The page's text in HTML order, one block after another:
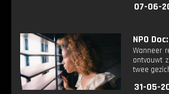
07-06-
NPO
Wanneer
ontvouwt
twee
31-05-